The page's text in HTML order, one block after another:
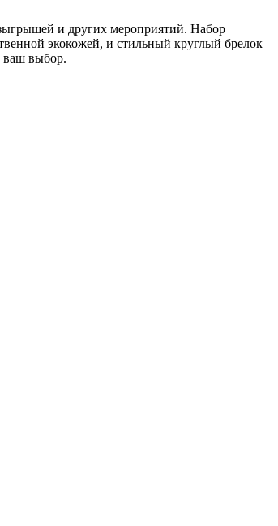
и других мероприятий. Набор
экокожей, и стильный круглый брелок
ваш выбор.